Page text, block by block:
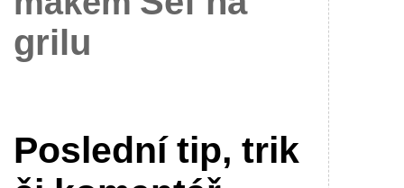
grilu
Poslední tip, trik